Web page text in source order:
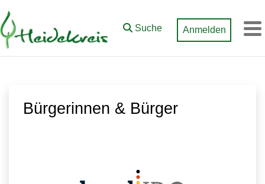
Zum Hauptinhalt springen
Suche Anmelden
Bürgerinnen & Bürger